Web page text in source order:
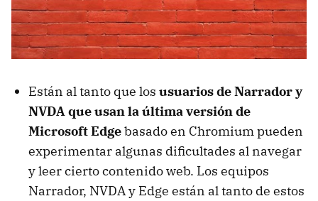
Están al tanto que los usuarios de Narrador y
NVDA que usan la última versión de
Microsoft Edgebasado en Chromium pueden
experimentar algunas dificultades al navegar
y leer cierto contenido web. Los equipos
Narrador, NVDA y Edge están al tanto de estos